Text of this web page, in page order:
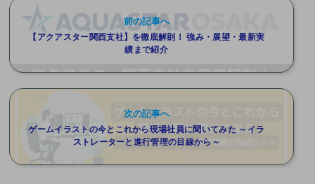
前の記事へ
【アクアスター関西支社】を徹底解剖！ 強み・展望・最新実
績まで紹介
次の記事へ
ゲームイラストの今とこれから現場社員に聞いてみた ～イラ
ストレーターと進行管理の目線から～